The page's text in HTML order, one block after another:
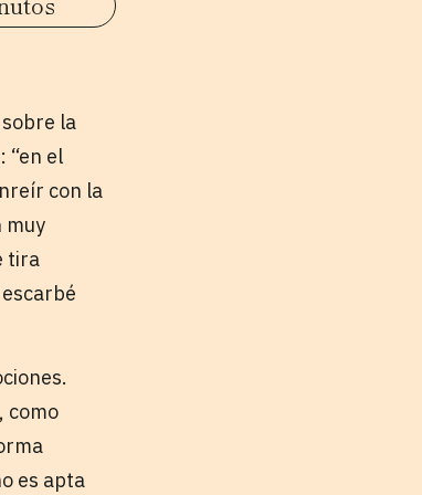
la
“en el
con la
muy
tira
como
es apta